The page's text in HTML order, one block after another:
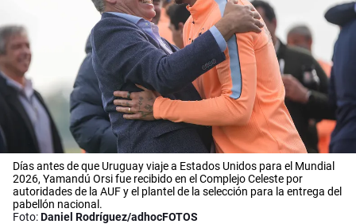
Días antes de que Uruguay viaje a Estados Unidos para el Mundial
2026, Yamandú Orsi fue recibido en el Complejo Celeste por
autoridades de la AUF y el plantel de la selección para la entrega del
pabellón nacional.
Foto:Daniel Rodríguez/adhocFOTOS